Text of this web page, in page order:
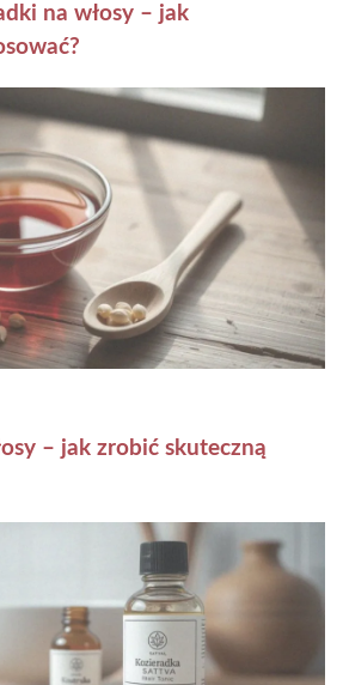
na włosy – jak
– jak zrobić skuteczną